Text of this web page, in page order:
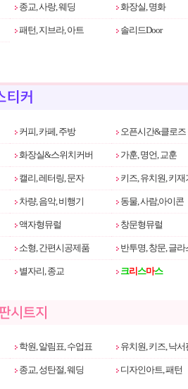
종교, 사랑, 웨딩 화장실, 명화
패턴, 지브라, 아트 솔리드Door
커피, 카페, 주방 오픈시간&클로즈
화장실&스위치커버 가훈, 명언, 교훈
캘리, 레터링, 문자 키즈, 유치원, 키재
차량, 음악, 비행기 동물, 사람,아이콘
액자형뮤럴 창문형뮤럴
소형, 간편시공제품 반투명, 창문, 글라
별자리, 종교 크리 스마스
학원, 알림표, 수업표 유치원, 키즈, 낙서
종교, 성탄절, 웨딩 디자인아트, 패턴